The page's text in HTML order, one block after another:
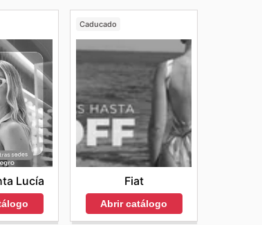
Lucía
Caducado
Fiat
Abrir catálogo